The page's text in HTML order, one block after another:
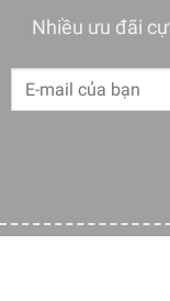
Nhiều ưu đãi